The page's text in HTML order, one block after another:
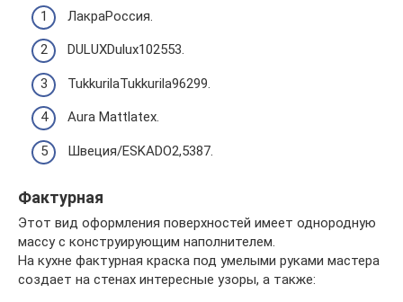
ЛакраРоссия.
DULUXDulux102553.
TukkurilaTukkurila96299.
Aura Mattlatex.
Швеция/ESKADO2,5387.
Фактурная
Этот вид оформления поверхностей имеет однородную
массу с конструирующим наполнителем.
На кухне фактурная краска под умелыми руками мастера
создает на стенах интересные узоры, а также: